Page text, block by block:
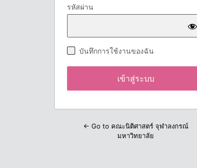
รหัสผ่าน
บันทึกการใช้งานของฉัน
← Go to คณะนิติศาสตร์ จุฬาลงกรณ์
มหาวิทยาลัย